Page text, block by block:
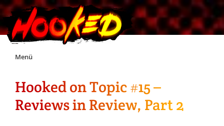
Skip
Menü
Unterstützt Hooked!
Hooked on Topic #15 –
Reviews in Review, Part 2